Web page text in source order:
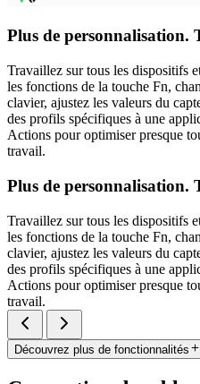
Plus de personnalisation.
Travaillez sur tous les dispositifs
les fonctions de la touche Fn,
clavier, ajustez les valeurs du
des profils spécifiques à une
Actions pour optimiser presque
travail.
Plus de personnalisation.
Travaillez sur tous les dispositifs
les fonctions de la touche Fn,
clavier, ajustez les valeurs du
des profils spécifiques à une
Actions pour optimiser presque
travail.
Découvrez plus de fonctionnalités